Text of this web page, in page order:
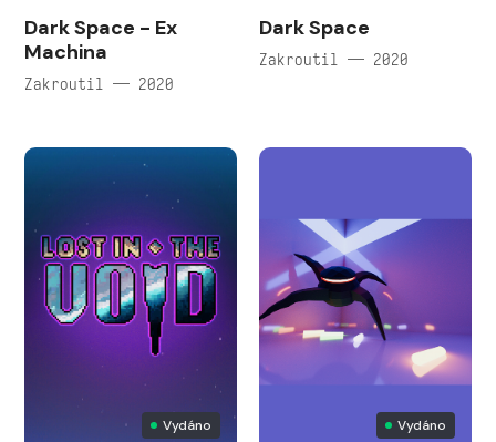
Dark Space - Ex
Machina
Zakroutil — 2020
Dark Space
Zakroutil — 2020
Vydáno Vydáno